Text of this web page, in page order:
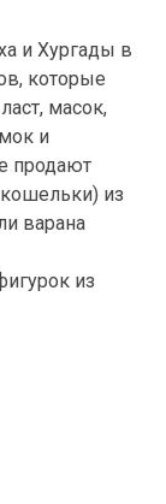
и Хургады в
которые
масок,
и
продают
из
варана
из